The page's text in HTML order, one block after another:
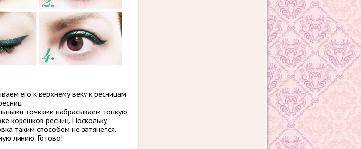
его к верхнему веку к ресницам.
точками набрасываем тонкую
корешков ресниц. Поскольку
таким способом не затянется.
линию. Готово!